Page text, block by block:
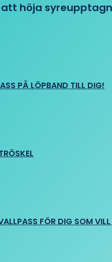
höja
PÅ LÖPBAND TILL DIG!
FÖR DIG SOM